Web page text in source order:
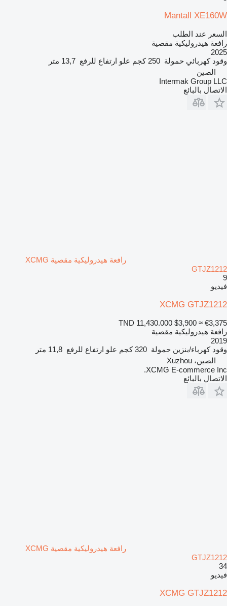
Mantall XE160W
السعر عند الطلب
رافعة هيدروليكية مقصية
2025
وقود كهربائي حمولة 250 كجم علو ارتفاع للرفع 13,7 متر
الصين
Intermak Group LLC
الاتصال بالبائع
رافعة هيدروليكية مقصية XCMG
GTJZ1212
9
فيديو
XCMG GTJZ1212
TND 11,430.000 $3,900 ≈ €3,375
رافعة هيدروليكية مقصية
2019
وقود كهرباء/بنزين حمولة 320 كجم علو ارتفاع للرفع 11,8 متر
الصين، Xuzhou
XCMG E-commerce Inc.
الاتصال بالبائع
رافعة هيدروليكية مقصية XCMG
GTJZ1212
34
فيديو
XCMG GTJZ1212